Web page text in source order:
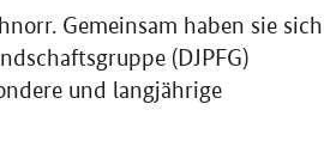
Gemeinsam haben sie sich
(DJPFG)
und langjährige